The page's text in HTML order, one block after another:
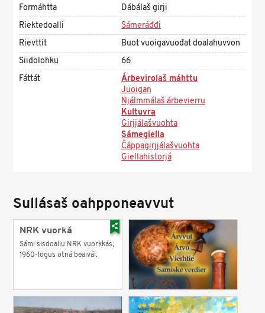
Formáhtta
Dábálaš girji
Riektedoalli
Sámeráđđi
Rievttit
Buot vuoigavuođat doalahuvvon
Siidolohku
66
Fáttát
Árbevirolaš máhttu
Juoigan
Njálmmálaš árbevierru
Kultuvra
Girjjálašvuohta
Sámegiella
Čáppagirjjálašvuohta
Giellahistorjá
Sullásaš oahpponeavvut
NRK vuorká
Sámi sisdoallu NRK vuorkkás,
1960-logus otná beaivái.